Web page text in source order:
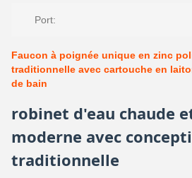
Port:
Faucon à poignée unique en zinc
traditionnelle avec cartouche en
de bain
robinet d'eau chaude
moderne avec
traditionnelle